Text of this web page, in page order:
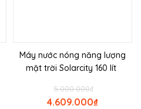
Máy nước nóng năng lượng
mặt trời Solarcity 160 lít
₫
5.000.000
₫
4.609.000